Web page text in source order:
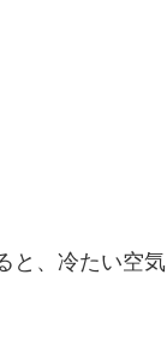
と、冷たい空気